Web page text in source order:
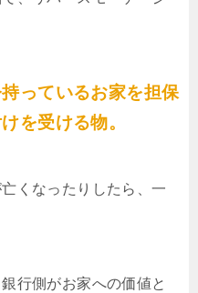
っているお家を担保
を受ける物。
くなったりしたら、一
行側がお家への価値と